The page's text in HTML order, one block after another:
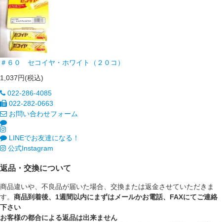
＃６０ セコイヤ・ホワイト（２０コ）
1,037円(税込)
022-286-4085
022-282-0663
お問い合わせフォーム
LINEでお友達になる！
公式Instagram
返品・交換について
商品違いや、不良品が届いた場合、交換または返金させていただきま
す。 商品到着後、1週間以内にまずはメールかお電話、FAXにてご連絡
下さい
お客様の都合による返品は出来ません